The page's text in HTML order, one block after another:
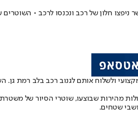
חלון של רכב ונכנסו לרכב • השוטרים
מהירות שבוצעו, שוטרי הסיור של